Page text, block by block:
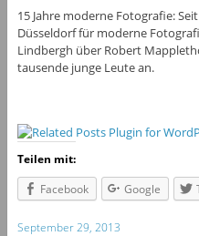
15 Jahre moderne Fotografie:
Düsseldorf für moderne
Lindbergh über Robert
tausende junge Leute an.
Teilen mit:
Facebook
Google
September 29, 2013